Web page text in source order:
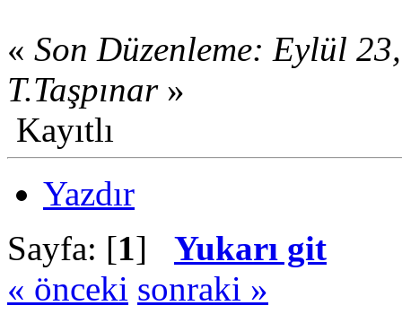
« Son Düzenleme: Eylül
T.Taşpınar»
Kayıtlı
Yazdır
Sayfa: [1] Yukarı git
« önceki sonraki »